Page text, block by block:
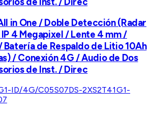
in One / Doble Detección (Radar
IP 4 Megapixel / Lente 4 mm /
Batería de Respaldo de Litio 10Ah
/ Conexión 4G / Audio de Dos
de Inst. / Direc
ID/4G/C05S07DS-2XS2T41G1-